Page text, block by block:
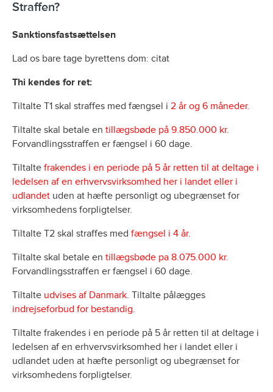
Straffen?
Sanktionsfastsættelsen
Lad os bare tage byrettens dom: citat
Thi kendes for ret:
Tiltalte T1 skal straffes med fængsel i 2 år og 6 måneder.
Tiltalte skal betale en tillægsbøde på 9.850.000 kr.
Forvandlingsstraffen er fængsel i 60 dage.
Tiltalte frakendes i en periode på 5 år retten til at deltage i
ledelsen af en erhvervsvirksomhed her i landet eller i
udlandet uden at hæfte personligt og ubegrænset for
virksomhedens forpligtelser.
Tiltalte T2 skal straffes med fængsel i 4 år.
Tiltalte skal betale en tillægsbøde pa 8.075.000 kr.
Forvandlingsstraffen er fængsel i 60 dage.
Tiltalte udvises af Danmark. Tiltalte pålægges
indrejseforbud for bestandig.
Tiltalte frakendes i en periode på 5 år retten til at deltage i
ledelsen af en erhvervsvirksomhed her i landet eller i
udlandet uden at hæfte personligt og ubegrænset for
virksomhedens forpligtelser.